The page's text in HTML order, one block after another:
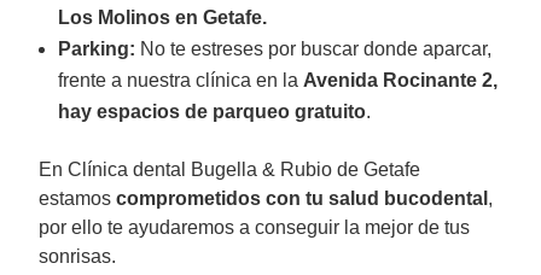
Los Molinos en Getafe.
Parking: No te estreses por buscar donde aparcar,
frente a nuestra clínica en la Avenida Rocinante 2,
hay espacios de parqueo gratuito.
En Clínica dental Bugella & Rubio de Getafe
estamos comprometidos con tu salud bucodental ,
por ello te ayudaremos a conseguir la mejor de tus
sonrisas.